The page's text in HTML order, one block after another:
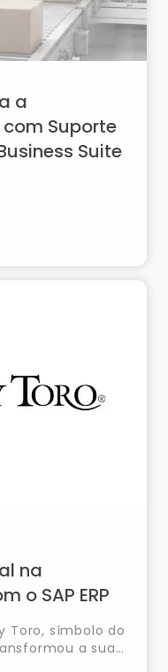
a
com Suporte
Suite
na
o SAP ERP
Toro, símbolo do
a sua